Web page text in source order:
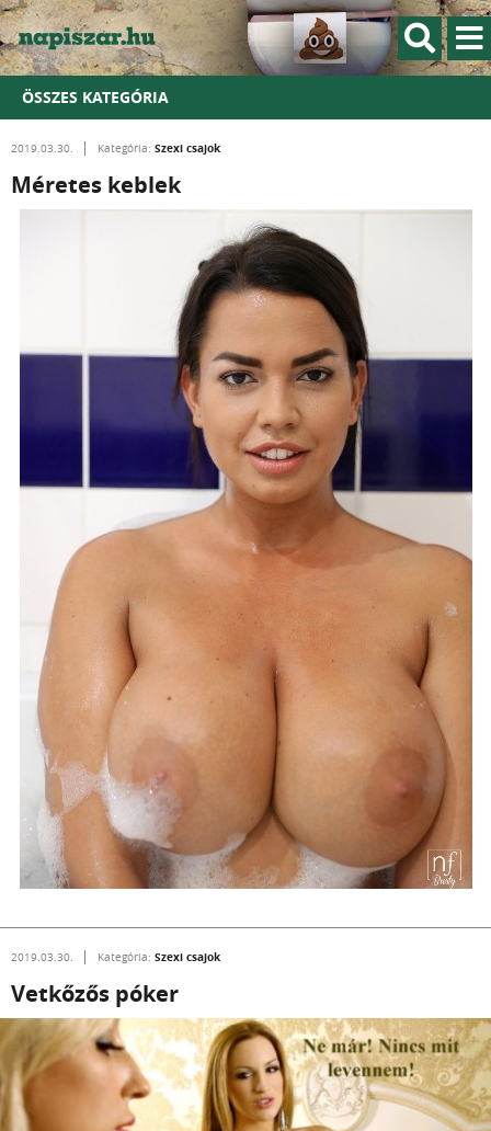
ÖSSZES KATEGÓRIA
2019.03.30. Kategória: Szexi csajok
Méretes keblek
2019.03.30. Kategória: Szexi csajok
Vetkőzős póker